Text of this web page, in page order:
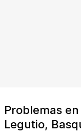
Problemas
Legutio,